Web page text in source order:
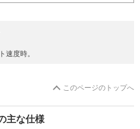
速度時。
このページのトップへ
主な仕様